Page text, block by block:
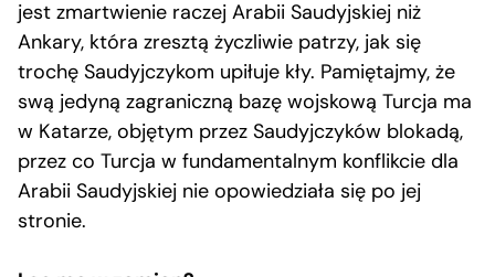
jest zmartwienie raczej Arabii Saudyjskiej niż
Ankary, która zresztą życzliwie patrzy, jak się
trochę Saudyjczykom upiłuje kły. Pamiętajmy, że
swą jedyną zagraniczną bazę wojskową Turcja ma
w Katarze, objętym przez Saudyjczyków blokadą,
przez co Turcja w fundamentalnym konflikcie dla
Arabii Saudyjskiej nie opowiedziała się po jej
stronie.